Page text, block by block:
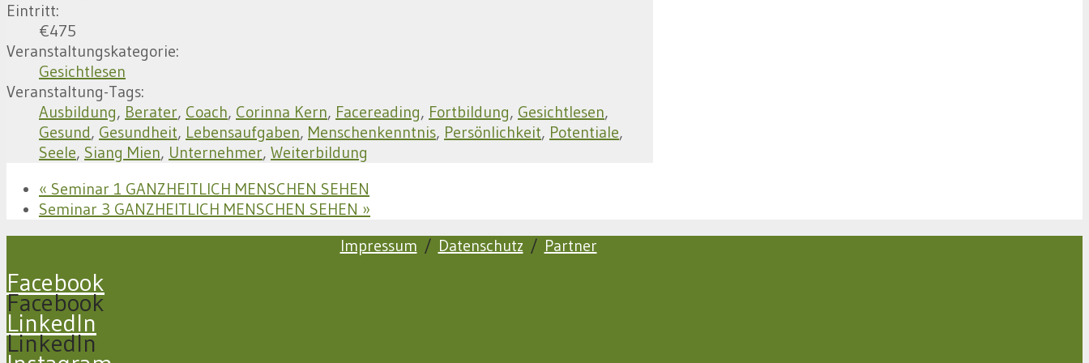
Eintritt:
€475
Veranstaltungskategorie:
Gesichtlesen
Veranstaltung-Tags:
Ausbildung, Berater, Coach, Corinna Kern, Facereading, Fortbildung, Gesichtlesen,
Gesund, Gesundheit, Lebensaufgaben, Menschenkenntnis, Persönlichkeit, Potentiale,
Seele, Siang Mien, Unternehmer, Weiterbildung
« Seminar 1 GANZHEITLICH MENSCHEN SEHEN
Seminar 3 GANZHEITLICH MENSCHEN SEHEN »
Impressum / Datenschutz / Partner
Facebook
Facebook
LinkedIn
LinkedIn